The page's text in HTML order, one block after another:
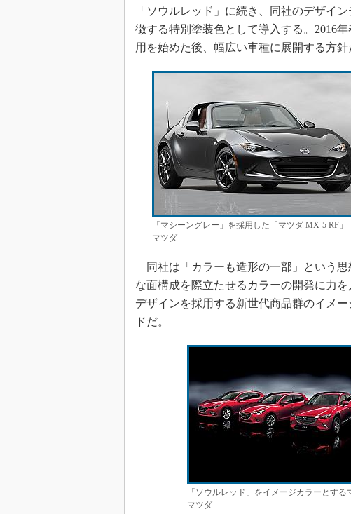
「ソウルレッド」に続き、同社のデザイ
徴する特別塗装色として導入する。2016
用を始めた後、幅広い車種に展開する方針
「マシーングレー」を採用した「マツダ MX-5 RF
マツダ
同社は「カラーも造形の一部」という
な面構成を際立たせるカラーの開発に力
デザインを採用する新世代商品群のイメ
ドだ。
「ソウルレッド」をイメージカラーとす
マツダ